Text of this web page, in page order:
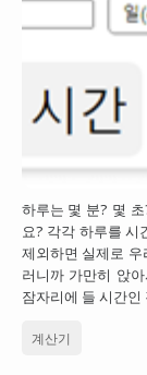
하루는 몇 분? 몇
요? 각각 하루를 시
제외하면 실제로
러니까 가만히 앉
잠자리에 들 시간
계산기